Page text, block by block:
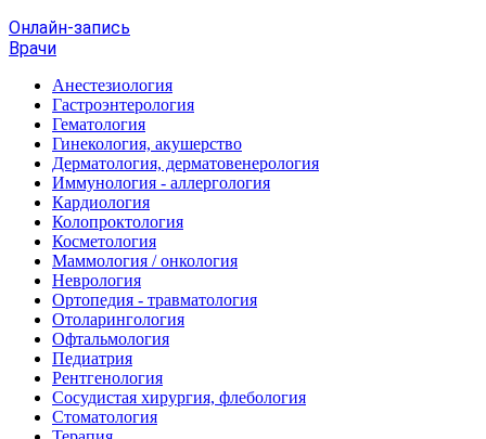
Онлайн-запись
Врачи
Анестезиология
Гастроэнтерология
Гематология
Гинекология, акушерство
Дерматология, дерматовенерология
Иммунология - аллергология
Кардиология
Колопроктология
Косметология
Маммология / онкология
Неврология
Ортопедия - травматология
Отоларингология
Офтальмология
Педиатрия
Рентгенология
Сосудистая хирургия, флебология
Стоматология